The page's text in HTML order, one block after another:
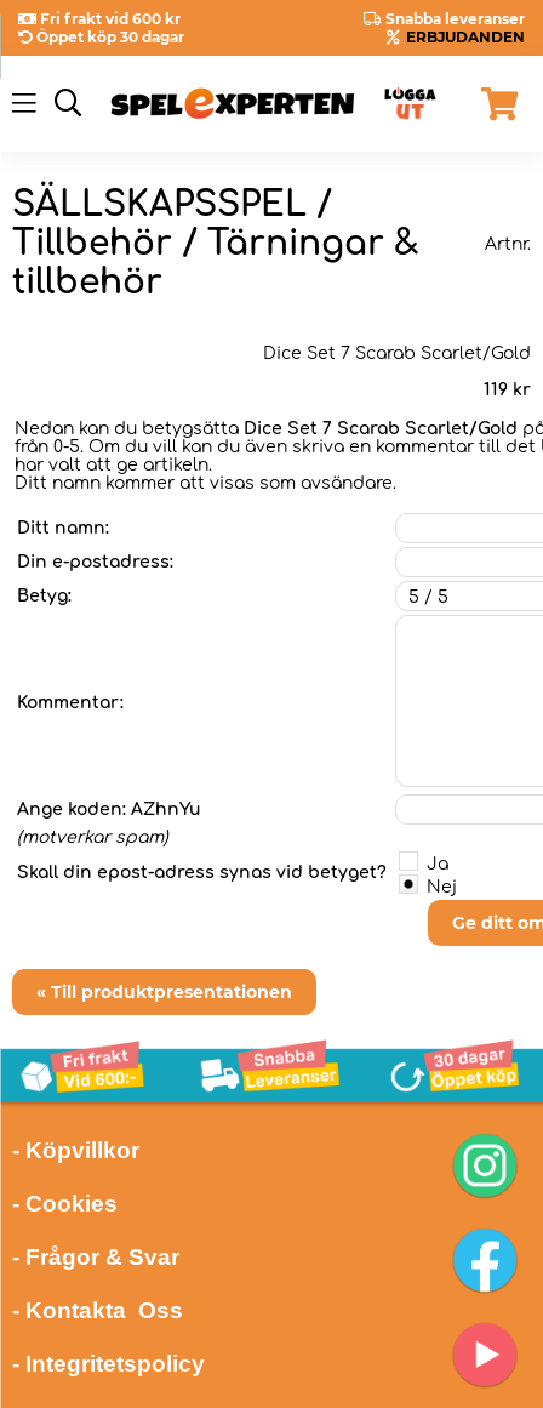
Fri frakt vid 600 kr
Snabba leveranser
Öppet köp 30 dagar
ERBJUDANDEN
SÄLLSKAPSSPEL /
Tillbehör / Tärningar &
tillbehör
Artnr.
Dice Set 7 Scarab Scarlet/Gold
119 kr
Nedan kan du betygsätta Dice Set 7 Scarab Scarlet/Gold
från 0-5. Om du vill kan du även skriva en kommentar till det
har valt att ge artikeln.
Ditt namn kommer att visas som avsändare.
Ditt namn:
Din e-postadress:
Betyg:
Kommentar:
Ange koden: AZhnYu
(motverkar spam)
Skall din epost-adress synas vid betyget?
Ja
Nej
Ge ditt
« Till produktpresentationen
- Köpvillkor
- Cookies
- Frågor & Svar
- Kontakta Oss
- Integritetspolicy